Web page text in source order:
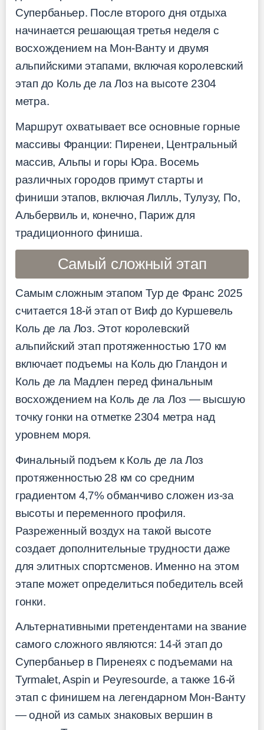
Супербаньер. После второго дня отдыха
начинается решающая третья неделя с
восхождением на Мон-Ванту и двумя
альпийскими этапами, включая королевский
этап до Коль де ла Лоз на высоте 2304
метра.
Маршрут охватывает все основные горные
массивы Франции: Пиренеи, Центральный
массив, Альпы и горы Юра. Восемь
различных городов примут старты и
финиши этапов, включая Лилль, Тулузу, По,
Альбервиль и, конечно, Париж для
традиционного финиша.
Самый сложный этап
Самым сложным этапом Тур де Франс 2025
считается 18-й этап от Виф до Куршевель
Коль де ла Лоз. Этот королевский
альпийский этап протяженностью 170 км
включает подъемы на Коль дю Гландон и
Коль де ла Мадлен перед финальным
восхождением на Коль де ла Лоз — высшую
точку гонки на отметке 2304 метра над
уровнем моря.
Финальный подъем к Коль де ла Лоз
протяженностью 28 км со средним
градиентом 4,7% обманчиво сложен из-за
высоты и переменного профиля.
Разреженный воздух на такой высоте
создает дополнительные трудности даже
для элитных спортсменов. Именно на этом
этапе может определиться победитель всей
гонки.
Альтернативными претендентами на звание
самого сложного являются: 14-й этап до
Супербаньер в Пиренеях с подъемами на
Туrmalet, Aspin и Peyresourde, а также 16-й
этап с финишем на легендарном Мон-Ванту
— одной из самых знаковых вершин в